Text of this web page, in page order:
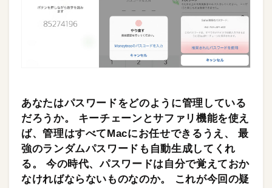
あなたはパスワードをどのように管理している
だろうか。 キーチェーンとサファリ機能を使え
ば、管理はすべてMacにお任せできるうえ、 最
強のランダムパスワードも自動生成してくれ
る。 今の時代、パスワードは自分で覚えておか
なければならないものなのか。 これが今回の疑